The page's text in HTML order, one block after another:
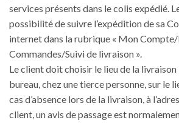
services présents dans le colis expédié.
possibilité de suivre l’expédition de sa
internet dans la rubrique « Mon
Commandes/Suivi de livraison ».
Le client doit choisir le lieu de la livraison
bureau, chez une tierce personne, sur le
cas d’absence lors de la livraison, à
client, un avis de passage est